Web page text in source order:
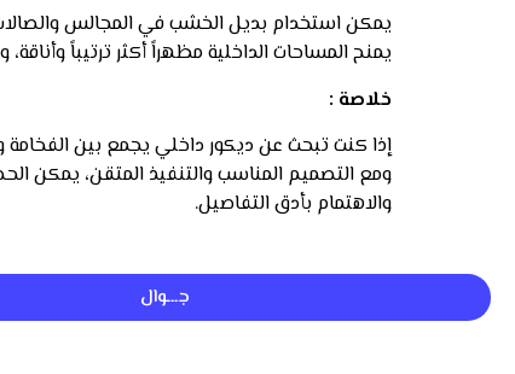
يمكن استخدام بديل الخشب في المجالس والصالات
يمنح المساحات الداخلية مظهراً أكثر ترتيباً
خلاصة :
إذا كنت تبحث عن ديكور داخلي يجمع بين الفخامة
ومع التصميم المناسب والتنفيذ المتقن، يمكن
والاهتمام بأدق التفاصيل.
جـــوال